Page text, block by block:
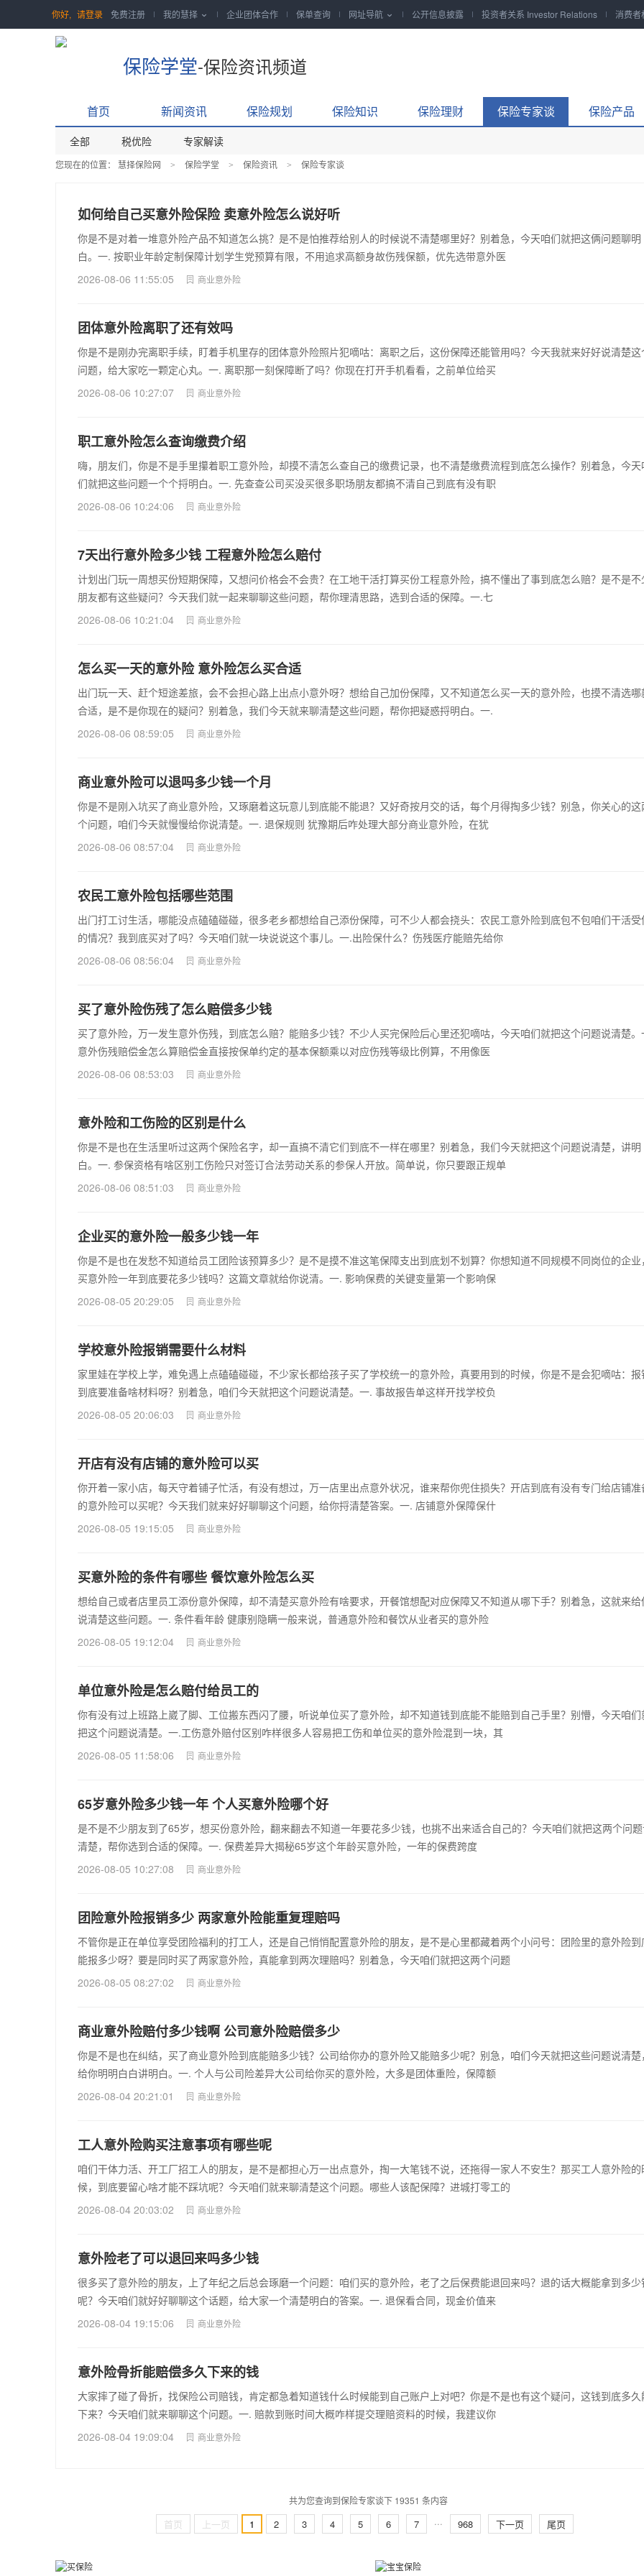
你好, 请登录 免费注册 我的慧择  企业团体合作 保单查询 网址导航  公开信息披露 投资者关系 Investor Relations 消费者
保险学堂-保险资讯频道
首页 新闻资讯 保险规划 保险知识 保险理财 保险专家谈 保险产品
全部 税优险 专家解读
您现在的位置： 慧择保险网 > 保险学堂 > 保险资讯 > 保险专家谈
如何给自己买意外险保险 卖意外险怎么说好听
你是不是对着一堆意外险产品不知道怎么挑？是不是怕推荐给别人的时候说不清楚哪里好？别着急，今天咱们就把这俩问题聊明
白。一. 按职业年龄定制保障计划学生党预算有限，不用追求高额身故伤残保额，优先选带意外医
2026-08-06 11:55:05
商业意外险
团体意外险离职了还有效吗
你是不是刚办完离职手续，盯着手机里存的团体意外险照片犯嘀咕：离职之后，这份保障还能管用吗？今天我就来好好说清楚这
问题，给大家吃一颗定心丸。一. 离职那一刻保障断了吗？你现在打开手机看看，之前单位给买
2026-08-06 10:27:07
商业意外险
职工意外险怎么查询缴费介绍
嗨，朋友们，你是不是手里攥着职工意外险，却摸不清怎么查自己的缴费记录，也不清楚缴费流程到底怎么操作？别着急，今天
们就把这些问题一个个捋明白。一. 先查查公司买没买很多职场朋友都搞不清自己到底有没有职
2026-08-06 10:24:06
商业意外险
7天出行意外险多少钱 工程意外险怎么赔付
计划出门玩一周想买份短期保障，又想问价格会不会贵？在工地干活打算买份工程意外险，搞不懂出了事到底怎么赔？是不是不
朋友都有这些疑问？今天我们就一起来聊聊这些问题，帮你理清思路，选到合适的保障。一.七
2026-08-06 10:21:04
商业意外险
怎么买一天的意外险 意外险怎么买合适
出门玩一天、赶个短途差旅，会不会担心路上出点小意外呀？想给自己加份保障，又不知道怎么买一天的意外险，也摸不清选哪
合适，是不是你现在的疑问？别着急，我们今天就来聊清楚这些问题，帮你把疑惑捋明白。一.
2026-08-06 08:59:05
商业意外险
商业意外险可以退吗多少钱一个月
你是不是刚入坑买了商业意外险，又琢磨着这玩意儿到底能不能退？又好奇按月交的话，每个月得掏多少钱？别急，你关心的这
个问题，咱们今天就慢慢给你说清楚。一. 退保规则 犹豫期后咋处理大部分商业意外险，在犹
2026-08-06 08:57:04
商业意外险
农民工意外险包括哪些范围
出门打工讨生活，哪能没点磕磕碰碰，很多老乡都想给自己添份保障，可不少人都会挠头：农民工意外险到底包不包咱们干活受
的情况？我到底买对了吗？今天咱们就一块说说这个事儿。一.出险保什么？伤残医疗能赔先给你
2026-08-06 08:56:04
商业意外险
买了意外险伤残了怎么赔偿多少钱
买了意外险，万一发生意外伤残，到底怎么赔？能赔多少钱？不少人买完保险后心里还犯嘀咕，今天咱们就把这个问题说清楚。
意外伤残赔偿金怎么算赔偿金直接按保单约定的基本保额乘以对应伤残等级比例算，不用像医
2026-08-06 08:53:03
商业意外险
意外险和工伤险的区别是什么
你是不是也在生活里听过这两个保险名字，却一直搞不清它们到底不一样在哪里？别着急，我们今天就把这个问题说清楚，讲明
白。一. 参保资格有啥区别工伤险只对签订合法劳动关系的参保人开放。简单说，你只要跟正规单
2026-08-06 08:51:03
商业意外险
企业买的意外险一般多少钱一年
你是不是也在发愁不知道给员工团险该预算多少？是不是摸不准这笔保障支出到底划不划算？你想知道不同规模不同岗位的企业
买意外险一年到底要花多少钱吗？这篇文章就给你说清。一. 影响保费的关键变量第一个影响保
2026-08-05 20:29:05
商业意外险
学校意外险报销需要什么材料
家里娃在学校上学，难免遇上点磕磕碰碰，不少家长都给孩子买了学校统一的意外险，真要用到的时候，你是不是会犯嘀咕：报
到底要准备啥材料呀？别着急，咱们今天就把这个问题说清楚。一. 事故报告单这样开找学校负
2026-08-05 20:06:03
商业意外险
开店有没有店铺的意外险可以买
你开着一家小店，每天守着铺子忙活，有没有想过，万一店里出点意外状况，谁来帮你兜住损失？开店到底有没有专门给店铺准
的意外险可以买呢？今天我们就来好好聊聊这个问题，给你捋清楚答案。一. 店铺意外保障保什
2026-08-05 19:15:05
商业意外险
买意外险的条件有哪些 餐饮意外险怎么买
想给自己或者店里员工添份意外保障，却不清楚买意外险有啥要求，开餐馆想配对应保障又不知道从哪下手？别着急，这就来给
说清楚这些问题。一. 条件看年龄 健康别隐瞒一般来说，普通意外险和餐饮从业者买的意外险
2026-08-05 19:12:04
商业意外险
单位意外险是怎么赔付给员工的
你有没有过上班路上崴了脚、工位搬东西闪了腰，听说单位买了意外险，却不知道钱到底能不能赔到自己手里？别懵，今天咱们
把这个问题说清楚。一.工伤意外赔付区别咋样很多人容易把工伤和单位买的意外险混到一块，其
2026-08-05 11:58:06
商业意外险
65岁意外险多少钱一年 个人买意外险哪个好
是不是不少朋友到了65岁，想买份意外险，翻来翻去不知道一年要花多少钱，也挑不出来适合自己的？今天咱们就把这两个问
清楚，帮你选到合适的保障。一. 保费差异大揭秘65岁这个年龄买意外险，一年的保费跨度
2026-08-05 10:27:08
商业意外险
团险意外险报销多少 两家意外险能重复理赔吗
不管你是正在单位享受团险福利的打工人，还是自己悄悄配置意外险的朋友，是不是心里都藏着两个小问号：团险里的意外险到
能报多少呀？要是同时买了两家意外险，真能拿到两次理赔吗？别着急，今天咱们就把这两个问题
2026-08-05 08:27:02
商业意外险
商业意外险赔付多少钱啊 公司意外险赔偿多少
你是不是也在纠结，买了商业意外险到底能赔多少钱？公司给你办的意外险又能赔多少呢？别急，咱们今天就把这些问题说清楚
给你明明白白讲明白。一. 个人与公司险差异大公司给你买的意外险，大多是团体重险，保障额
2026-08-04 20:21:01
商业意外险
工人意外险购买注意事项有哪些呢
咱们干体力活、开工厂招工人的朋友，是不是都担心万一出点意外，掏一大笔钱不说，还拖得一家人不安生？那买工人意外险的
候，到底要留心啥才能不踩坑呢？今天咱们就来聊清楚这个问题。哪些人该配保障？进城打零工的
2026-08-04 20:03:02
商业意外险
意外险老了可以退回来吗多少钱
很多买了意外险的朋友，上了年纪之后总会琢磨一个问题：咱们买的意外险，老了之后保费能退回来吗？退的话大概能拿到多少
呢？今天咱们就好好聊聊这个话题，给大家一个清楚明白的答案。一. 退保看合同，现金价值来
2026-08-04 19:15:06
商业意外险
意外险骨折能赔偿多久下来的钱
大家摔了碰了骨折，找保险公司赔钱，肯定都急着知道钱什么时候能到自己账户上对吧？你是不是也有这个疑问，这钱到底多久
下来？今天咱们就来聊聊这个问题。一. 赔款到账时间大概咋样提交理赔资料的时候，我建议你
2026-08-04 19:09:04
商业意外险
共为您查询到保险专家谈下 19351 条内容
首页 上一页 1 2 3 4 5 6 7 ... 968 下一页 尾页